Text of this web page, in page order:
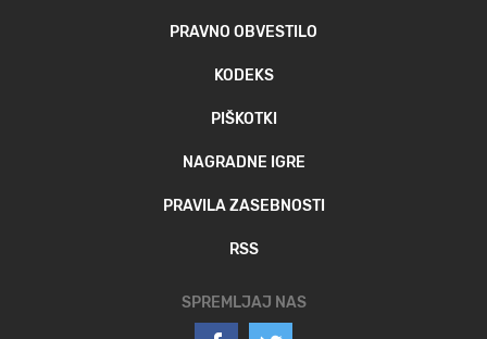
PRAVNO OBVESTILO
KODEKS
PIŠKOTKI
NAGRADNE IGRE
PRAVILA ZASEBNOSTI
RSS
SPREMLJAJ NAS